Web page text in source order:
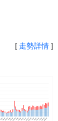
[ 走勢詳情 ]